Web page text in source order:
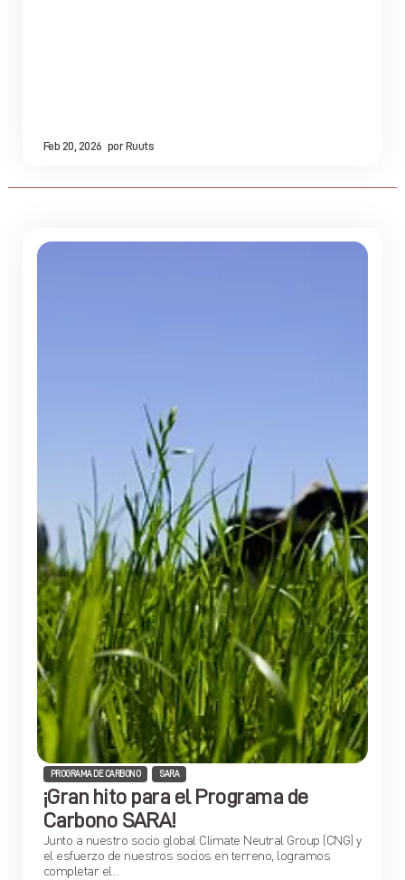
Feb 20, 2026 porRuuts
PROGRAMA DE CARBONO SARA
¡Gran hito para el Programa de
Carbono SARA!
Junto a nuestro socio global Climate Neutral Group (CNG) y
el esfuerzo de nuestros socios en terreno, logramos
completar el...